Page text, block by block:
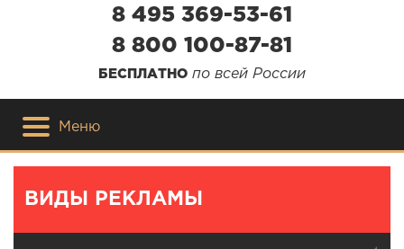
8 495 369-53-61
8 800 100-87-81
БЕСПЛАТНО по всей России
Меню
ВИДЫ РЕКЛАМЫ